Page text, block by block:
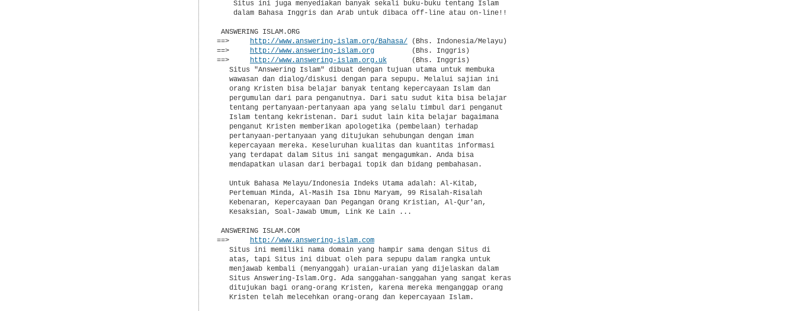
    Situs ini juga menyediakan banyak sekali buku-buku tentang Islam
    dalam Bahasa Inggris dan Arab untuk dibaca off-line atau on-line!!
ANSWERING ISLAM.ORG
==>
http://www.answering-islam.org/Bahasa/ (Bhs. Indonesia/Melayu)
==>
http://www.answering-islam.org
         (Bhs. Inggris)
==>
http://www.answering-islam.org.uk
      (Bhs. Inggris)
   Situs "Answering Islam" dibuat dengan tujuan utama untuk membuka
   wawasan dan dialog/diskusi dengan para sepupu. Melalui sajian ini
   orang Kristen bisa belajar banyak tentang kepercayaan Islam dan
   pergumulan dari para penganutnya. Dari satu sudut kita bisa belajar
   tentang pertanyaan-pertanyaan apa yang selalu timbul dari penganut
   Islam tentang kekristenan. Dari sudut lain kita belajar bagaimana
   penganut Kristen memberikan apologetika (pembelaan) terhadap
   pertanyaan-pertanyaan yang ditujukan sehubungan dengan iman
   kepercayaan mereka. Keseluruhan kualitas dan kuantitas informasi
   yang terdapat dalam Situs ini sangat mengagumkan. Anda bisa
   mendapatkan ulasan dari berbagai topik dan bidang pembahasan.
   Untuk Bahasa Melayu/Indonesia Indeks Utama adalah: Al-Kitab,
   Pertemuan Minda, Al-Masih Isa Ibnu Maryam, 99 Risalah-Risalah
   Kebenaran, Kepercayaan Dan Pegangan Orang Kristian, Al-Qur'an,
   Kesaksian, Soal-Jawab Umum, Link Ke Lain ...
ANSWERING ISLAM.COM
==>
http://www.answering-islam.com
   Situs ini memiliki nama domain yang hampir sama dengan Situs di
   atas, tapi Situs ini dibuat oleh para sepupu dalam rangka untuk
   menjawab kembali (menyanggah) uraian-uraian yang dijelaskan dalam
   Situs Answering-Islam.Org. Ada sanggahan-sanggahan yang sangat keras
   ditujukan bagi orang-orang Kristen, karena mereka menganggap orang
   Kristen telah melecehkan orang-orang dan kepercayaan Islam.